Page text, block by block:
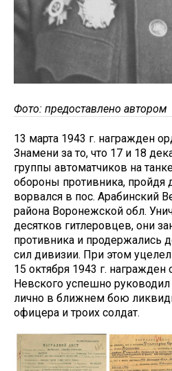
Фото: предоставлено автором
13 марта 1943 г. награжден
Знамени за то, что 17 и 18
группы автоматчиков на
обороны противника, пройдя
ворвался в пос. Арабинский
района Воронежской обл.
десятков гитлеровцев, они
противника и продержались
сил дивизии. При этом
15 октября 1943 г.
Невского успешно
лично в ближнем бою
офицера и троих солдат.